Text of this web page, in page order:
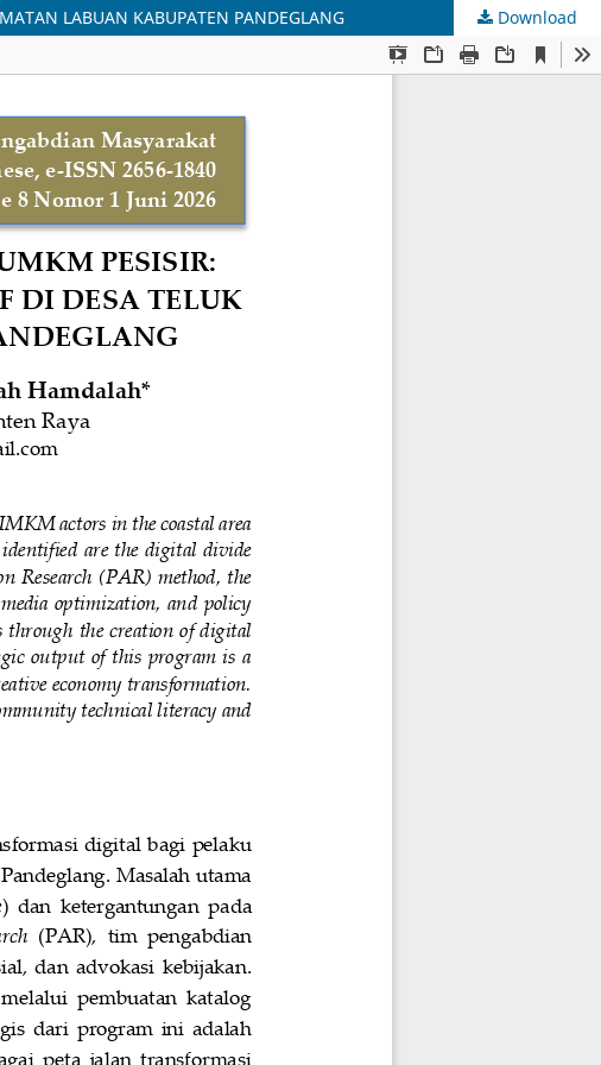
LABUAN KABUPATEN PANDEGLANG Download